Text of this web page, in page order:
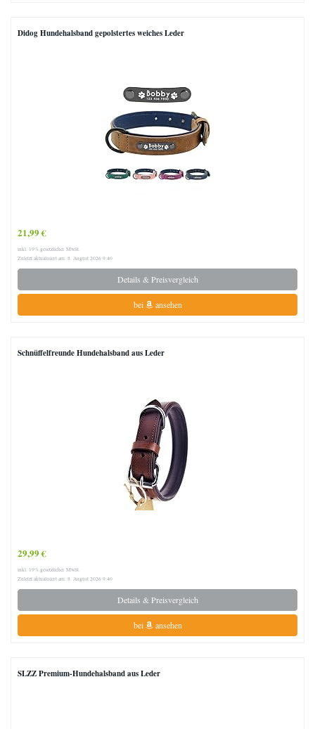
Didog Hundehalsband gepolstertes weiches Leder
21,99 €
inkl. 19% gesetzlicher MwSt.
Zuletzt aktualisiert am: 8. August 2026 9:40
Details & Preisvergleich
bei ansehen
Schnüffelfreunde Hundehalsband aus Leder
29,99 €
inkl. 19% gesetzlicher MwSt.
Zuletzt aktualisiert am: 8. August 2026 9:40
Details & Preisvergleich
bei ansehen
SLZZ Premium-Hundehalsband aus Leder